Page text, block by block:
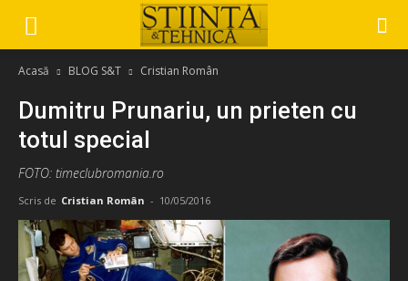
Acasă BLOG S&T Cristian Român
Dumitru Prunariu, un prieten cu
totul special
FOTO: timeclubromania.ro
Scris de Cristian Român - 10/05/2016